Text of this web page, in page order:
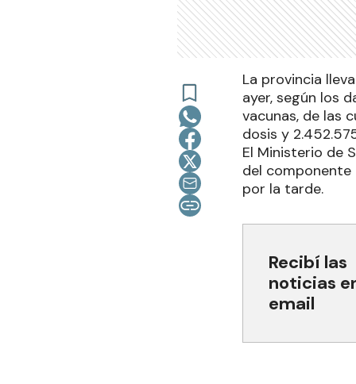
La provincia
ayer, según los
vacunas, de las
dosis y
El Ministerio de
del componente
por la tarde.
Recibí las
noticias
email